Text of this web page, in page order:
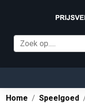
Home Speelgoed